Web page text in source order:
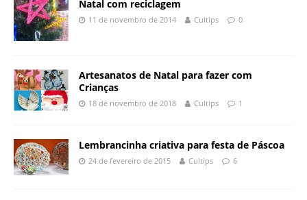
Natal com reciclagem
11 de novembro de 2014 Cultips 0
Artesanatos de Natal para fazer com
Crianças
18 de novembro de 2018 Cultips 1
Lembrancinha criativa para festa de Páscoa
24 de fevereiro de 2015 Cultips 6